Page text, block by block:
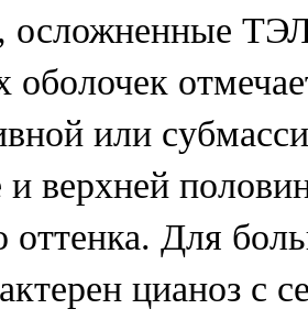
осложненные
оболочек
или
верхней
оттенка. Для
цианоз с